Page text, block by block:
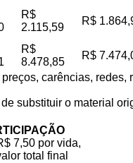
R$
2.115,59
R$
R$
8.478,85
R$
carências,
substituir o material
7,50 por vida,
total final